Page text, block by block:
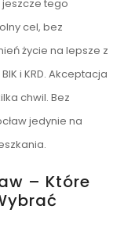
jeszcze tego
cel, bez
życie na lepsze z
i KRD. Akceptacja
chwil. Bez
jedynie na
– Które